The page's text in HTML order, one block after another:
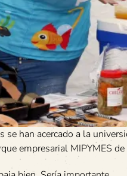
se han acercado a la
empresarial MIPYMES